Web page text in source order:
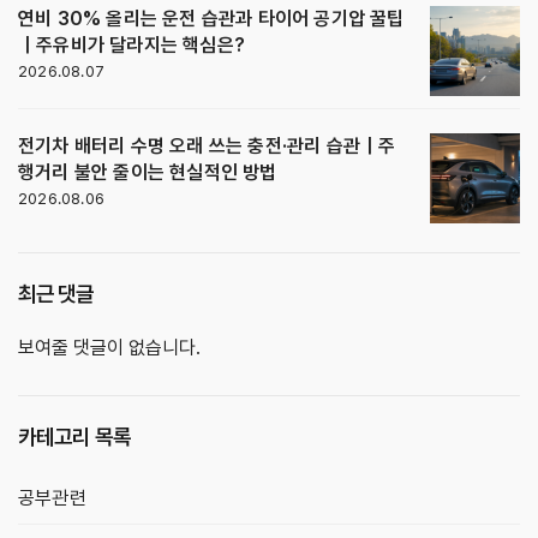
연비 30% 올리는 운전 습관과 타이어 공기압 꿀팁
｜주유비가 달라지는 핵심은?
2026.08.07
전기차 배터리 수명 오래 쓰는 충전·관리 습관｜주
행거리 불안 줄이는 현실적인 방법
2026.08.06
최근 댓글
보여줄 댓글이 없습니다.
카테고리 목록
공부관련